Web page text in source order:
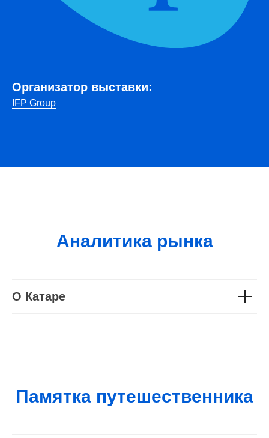
Организатор выставки:
IFP Group
Аналитика рынка
О Катаре
Памятка путешественника